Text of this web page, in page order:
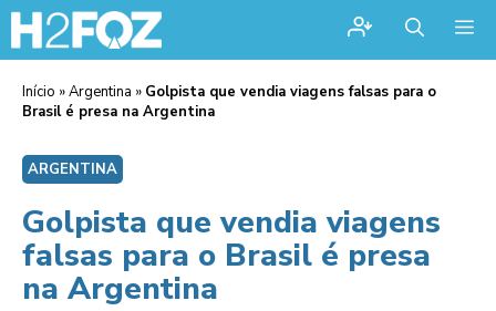
Início »Argentina » Golpista que vendia viagens falsas para o
Brasil é presa na Argentina
ARGENTINA
Golpista que vendia viagens
falsas para o Brasil é presa
na Argentina